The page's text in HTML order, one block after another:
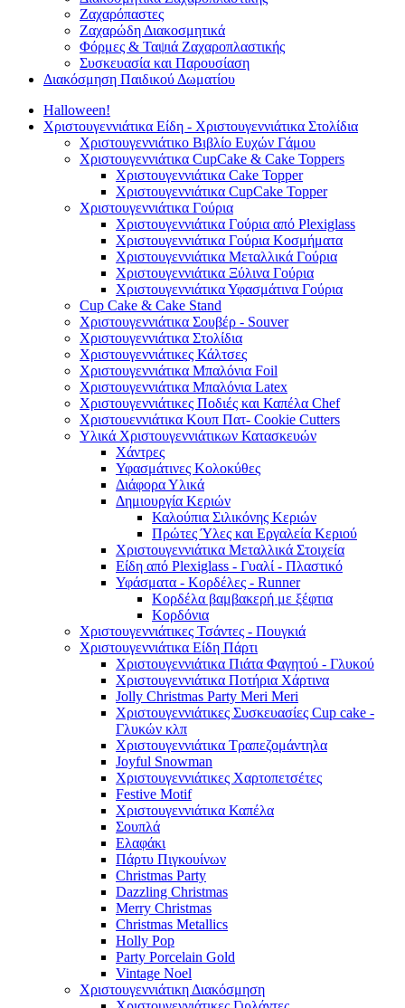
Ζαχαρόπαστες
Ζαχαρώδη Διακοσμητικά
Φόρμες & Ταψιά Ζαχαροπλαστικής
Συσκευασία και Παρουσίαση
Διακόσμηση Παιδικού Δωματίου
Halloween!
Χριστουγεννιάτικα Είδη - Χριστουγεννιάτικα Στολίδια
Χριστουγεννιάτικο Βιβλίο Ευχών Γάμου
Χριστουγεννιάτικα CupCake & Cake Toppers
Χριστουγεννιάτικα Cake Topper
Χριστουγεννιάτικα CupCake Topper
Χριστουγεννιάτικα Γούρια
Χριστουγεννιάτικα Γούρια από Plexiglass
Χριστουγεννιάτικα Γούρια Κοσμήματα
Χριστουγεννιάτικα Μεταλλικά Γούρια
Χριστουγεννιάτικα Ξύλινα Γούρια
Χριστουγεννιάτικα Υφασμάτινα Γούρια
Cup Cake & Cake Stand
Χριστουγεννιάτικα Σουβέρ - Souver
Χριστουγεννιάτικα Στολίδια
Χριστουγεννιάτικες Κάλτσες
Χριστουγεννιάτικα Μπαλόνια Foil
Χριστουγεννιάτικα Μπαλόνια Latex
Χριστουγεννιάτικες Ποδιές και Καπέλα Chef
Χριστουεννιάτικα Κουπ Πατ- Cookie Cutters
Υλικά Χριστουγεννιάτικων Κατασκευών
Χάντρες
Υφασμάτινες Κολοκύθες
Διάφορα Υλικά
Δημιουργία Κεριών
Καλούπια Σιλικόνης Κεριών
Πρώτες Ύλες και Εργαλεία Κεριού
Χριστουγεννιάτικα Μεταλλικά Στοιχεία
Είδη από Plexiglass - Γυαλί - Πλαστικό
Υφάσματα - Κορδέλες - Runner
Κορδέλα βαμβακερή με ξέφτια
Κορδόνια
Χριστουγεννιάτικες Τσάντες - Πουγκιά
Χριστουγεννιάτικα Είδη Πάρτι
Χριστουγεννιάτικα Πιάτα Φαγητού - Γλυκού
Χριστουγεννιάτικα Ποτήρια Χάρτινα
Jolly Christmas Party Meri Meri
Χριστουγεννιάτικες Συσκευασίες Cup cake -
Γλυκών κλπ
Χριστουγεννιάτικα Τραπεζομάντηλα
Joyful Snowman
Χριστουγεννιάτικες Χαρτοπετσέτες
Festive Motif
Χριστουγεννιάτικα Καπέλα
Σουπλά
Ελαφάκι
Πάρτυ Πιγκουίνων
Christmas Party
Dazzling Christmas
Merry Christmas
Christmas Metallics
Holly Pop
Party Porcelain Gold
Vintage Noel
Χριστουγεννιάτικη Διακόσμηση